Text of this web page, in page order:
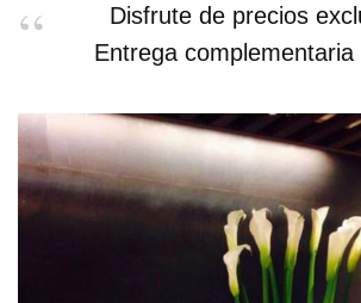
Disfrute de precios
Entrega complementaria